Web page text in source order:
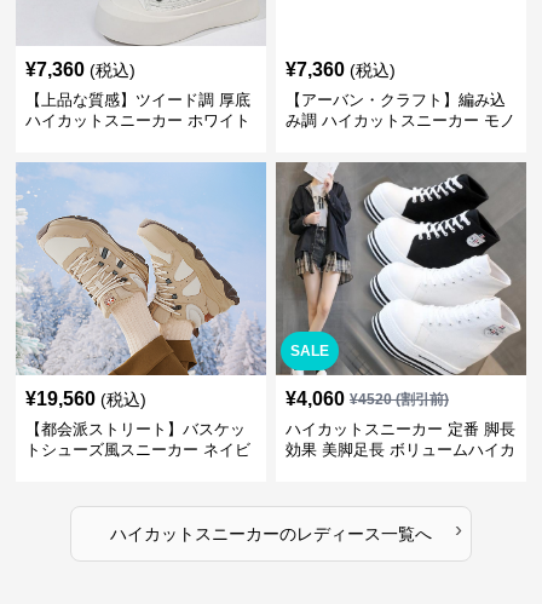
¥7,360 (税込)
【上品な質感】ツイード調 厚底
ハイカットスニーカー ホワイト
ビ クラシック
¥7,360 (税込)
【アーバン・クラフト】編み込
み調 ハイカットスニーカー モノ
トリート
¥19,560 (税込)
【都会派ストリート】バスケッ
トシューズ風スニーカー ネイビ
SALE
¥4,060 ¥4520(割引前)
ハイカットスニーカー 定番 脚長
効果 美脚足長 ボリュームハイカ
かわいい
ハイカットスニーカーのレディース一覧へ ›